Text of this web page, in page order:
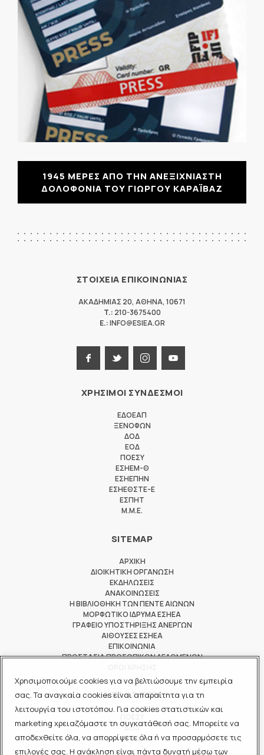
Χρησιμοποιούμε cookies για να βελτιώσουμε την εμπειρία
σας. Τα αναγκαία cookies είναι απαραίτητα για τη
λειτουργία του ιστοτόπου. Για cookies στατιστικών και
marketing χρειαζόμαστε τη συγκατάθεσή σας. Μπορείτε να
αποδεχθείτε όλα, να απορρίψετε όλα ή να προσαρμόσετε τις
επιλογές σας. Η ανάκληση είναι πάντα δυνατή μέσω των
1945 ΜΕΡΕΣ ΑΠΟ ΤΗΝ ΑΝΕΞΙΧΝΙΑΣΤΗ
ΔΟΛΟΦΟΝΙΑ ΤΟΥ ΓΙΩΡΓΟΥ ΚΑΡΑΪΒΑΖ
ΣΤΟΙΧΕΙΑ ΕΠΙΚΟΙΝΩΝΙΑΣ
ΑΚΑΔΗΜΙΑΣ 20, ΑΘΗΝΑ, 10671
T.: 210-3675400
E.:INFO@ESIEA.GR
ΧΡΗΣΙΜΟΙ ΣΥΝΔΕΣΜΟΙ
ΕΔΟΕΑΠ
ΞΕΝΟΦΩΝ
ΔΟΔ
ΕΟΔ
ΠΟΕΣΥ
ΕΣΗΕΜ-Θ
ΕΣΗΕΠΗΝ
ΕΣΗΕΘΣΤΕ-Ε
ΕΣΠΗΤ
M.M.E.
SITEMAP
ΑΡΧΙΚΗ
ΔΙΟΙΚΗΤΙΚΗ ΟΡΓΑΝΩΣΗ
ΕΚΔΗΛΩΣΕΙΣ
ΑΝΑΚΟΙΝΩΣΕΙΣ
Η ΒΙΒΛΙΟΘΗΚΗ ΤΩΝ ΠΕΝΤΕ ΑΙΩΝΩΝ
ΜΟΡΦΩΤΙΚΟ ΙΔΡΥΜΑ ΕΣΗΕΑ
ΓΡΑΦΕΙΟ ΥΠΟΣΤΗΡΙΞΗΣ ΑΝΕΡΓΩΝ
ΑΙΘΟΥΣΕΣ ΕΣΗΕΑ
ΕΠΙΚΟΙΝΩΝΙΑ
ΠΡΟΣΤΑΣΙΑ ΠΡΟΣΩΠΙΚΩΝ ΔΕΔΟΜΕΝΩΝ
ΜΕΛΟΣ ΤΩΝ
ΔΟΔ
ΕΟΔ